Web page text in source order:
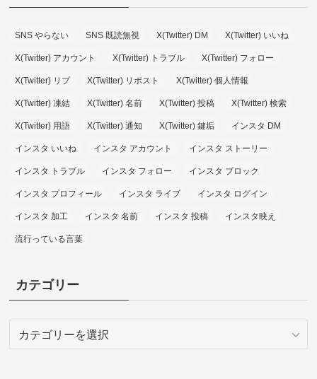
SNS やらない SNS 既読無視 X(Twitter) DM X(Twitter) いいね
X(Twitter) アカウント X(Twitter) トラブル X(Twitter) フォロー
X(Twitter) リプ X(Twitter) リポスト X(Twitter) 個人情報
X(Twitter) 凍結 X(Twitter) 名前 X(Twitter) 投稿 X(Twitter) 検索
X(Twitter) 用語 X(Twitter) 通知 X(Twitter) 鍵垢 インスタ DM
インスタ いいね インスタ アカウント インスタ ストーリー
インスタ トラブル インスタ フォロー インスタ ブロック
インスタ プロフィール インスタ ライブ インスタ ログイン
インスタ 加工 インスタ 名前 インスタ 投稿 インスタ映え
流行っている言葉
カテゴリー
テ